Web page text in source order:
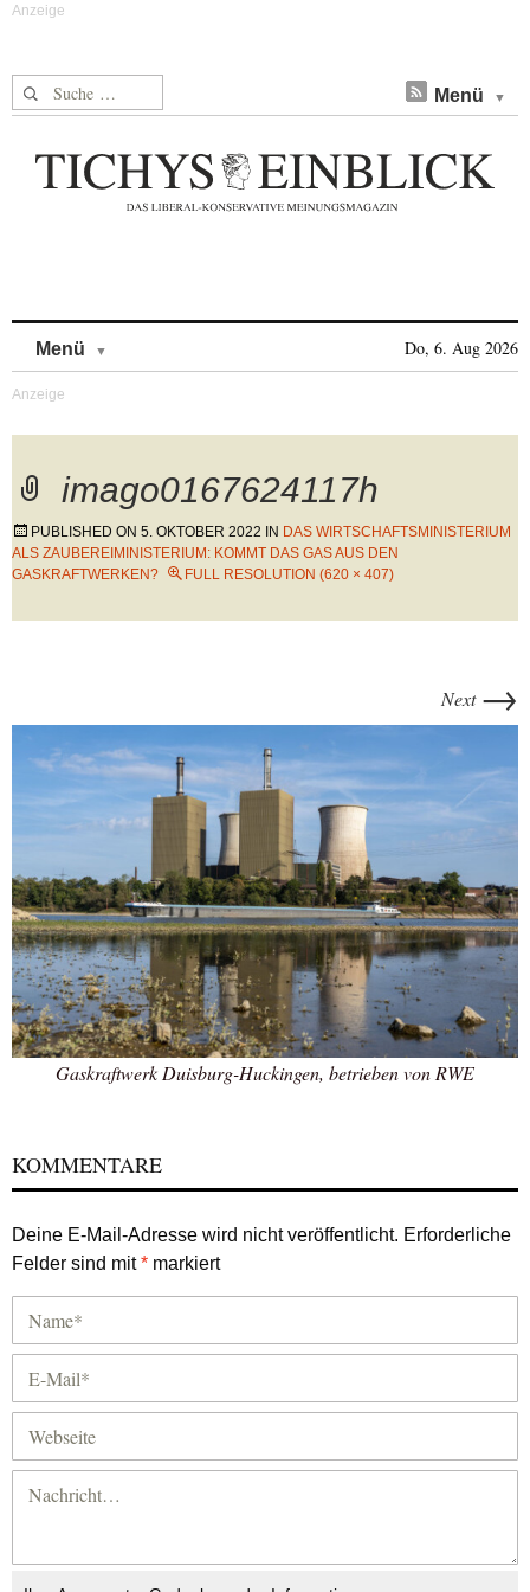
Suche nach: Menü
Menü Do, 6. Aug 2026
imago0167624117h
PUBLISHED ON 5. OKTOBER 2022 IN DAS WIRTSCHAFTSMINISTERIUM
ALS ZAUBEREIMINISTERIUM: KOMMT DAS GAS AUS DEN
GASKRAFTWERKEN?
FULL RESOLUTION (620 × 407)
Next →
Gaskraftwerk Duisburg-Huckingen, betrieben von RWE
KOMMENTARE
Deine E-Mail-Adresse wird nicht veröffentlicht. Erforderliche
Felder sind mit* markiert